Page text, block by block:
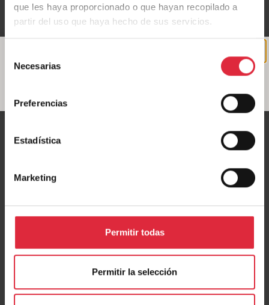
que les haya proporcionado o que hayan recopilado a
partir del uso que haya hecho de sus servicios.
Necesarias
Preferencias
Estadística
Marketing
Permitir todas
Permitir la selección